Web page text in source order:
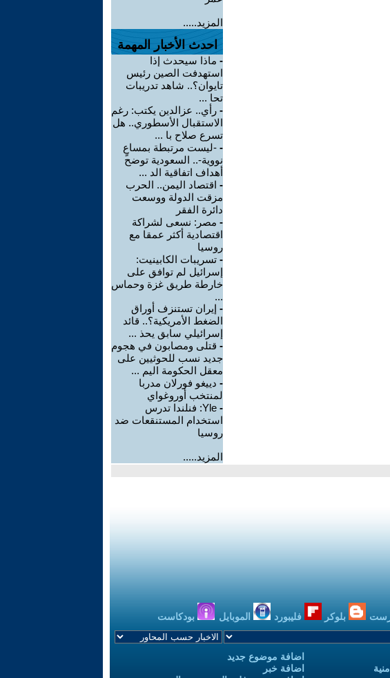
المزيد.....
احدث الأخبار المهمة
- ماذا سيحدث إذا
استهدفت الصين رئيس
تايوان؟.. شاهد تدريبات
تحا ...
- رأي.. عزالدين يكتب: رغم
الاستقبال الأسطوري.. هل
تسرع صلاح با ...
- -ليست مرتبطة بمساعٍ
نووية-.. السعودية توضح
أهداف اتفاقية الد ...
- اقتصاد اليمن.. الحرب
مزقت الدولة ووسعت
دائرة الفقر
- مصر: نسعى لشراكة
اقتصادية أكثر عمقا مع
روسيا
- تسريبات الكابينيت:
إسرائيل لم توافق على
خارطة طريق غزة وحماس
...
- إيران تستنزف أوراق
الضغط الأمريكية؟.. قائد
إسرائيلي سابق يحذ ...
- قتلى ومصابون في هجوم
جديد نسب للحوثيين على
معقل الحكومة اليم ...
- دييغو فورلان مدربا
لمنتخب أوروغواي
-
Yle: فنلندا تدرس
استخدام المستنقعات ضد
روسيا
المزيد.....
بلوكر فليبورد الموبايل بودكاست
اضافة موضوع جديد
اضافة خبر